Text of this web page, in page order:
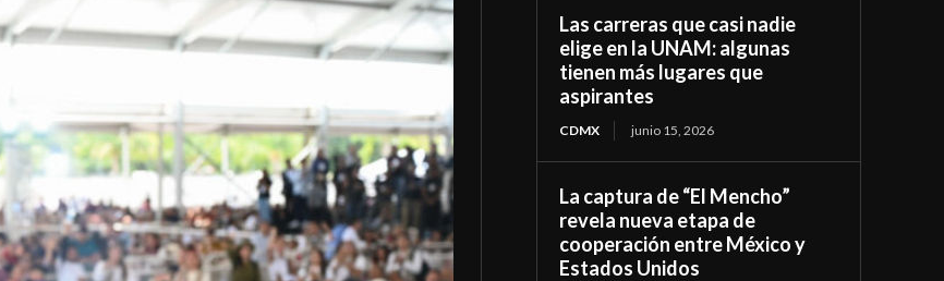
Las carreras que casi nadie
elige en la UNAM: algunas
tienen más lugares que
aspirantes
CDMX junio 15, 2026
La captura de “El Mencho”
revela nueva etapa de
cooperación entre México y
Estados Unidos